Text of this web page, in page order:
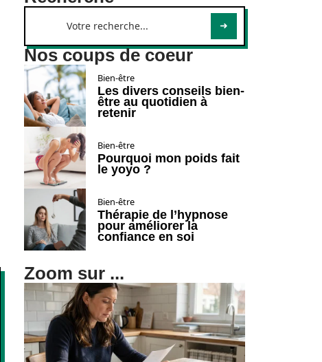
Nos coups de coeur
Bien-être
Les divers conseils bien-
être au quotidien à
retenir
Bien-être
Pourquoi mon poids fait
le yoyo ?
Bien-être
Thérapie de l’hypnose
pour améliorer la
confiance en soi
Zoom sur ...